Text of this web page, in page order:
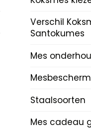
Verschil
Santokumes
Mes
Staalsoorten
Mes cadeau